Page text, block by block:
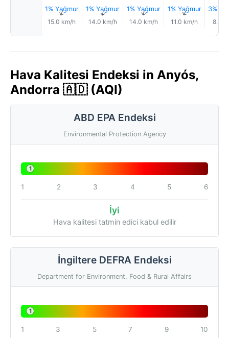
1% Yağmur
↑
15.0 km/h
1% Yağmur
↑
14.0 km/h
1% Yağmur
↑
14.0 km/h
1% Yağmur
↑
11.0 km/h
3%
8.0
Hava Kalitesi Endeksi in Anyós,
Andorra 🇦🇩 (AQI)
ABD EPA Endeksi
Environmental Protection Agency
1
1 2 3 4 5 6
İyi
Hava kalitesi tatmin edici kabul edilir
İngiltere DEFRA Endeksi
Department for Environment, Food & Rural Affairs
1
1 3 5 7 9 10